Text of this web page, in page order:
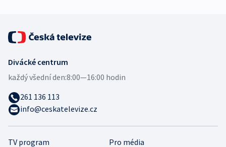
TV program Pro média
Divácké centrum
každý všední den:8:00—16:00 hodin
261 136 113
info@ceskatelevize.cz